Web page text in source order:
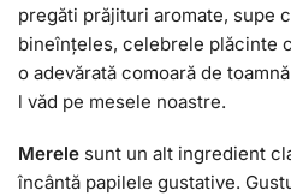
pregăti prăjituri aromate, supe
bineînțeles, celebrele plăcinte
o adevărată comoară de
l văd pe mesele noastre.
Merele sunt un alt ingredient
încântă papilele gustative.